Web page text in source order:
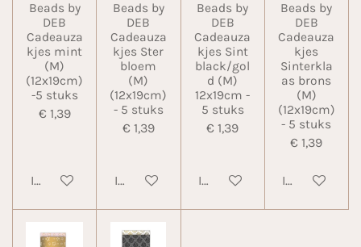
Beads by
DEB
Cadeauza
kjes mint
(M)
(12x19cm)
-5 stuks
€ 1,39
In winkelwagen
Beads by
DEB
Cadeauza
kjes Ster
bloem
(M)
(12x19cm)
- 5 stuks
€ 1,39
In winkelwagen
Beads by
DEB
Cadeauza
kjes Sint
black/gol
d (M)
12x19cm -
5 stuks
€ 1,39
In winkelwagen
Beads by
DEB
Cadeauza
kjes
Sinterkla
as brons
(M)
(12x19cm)
- 5 stuks
€ 1,39
In